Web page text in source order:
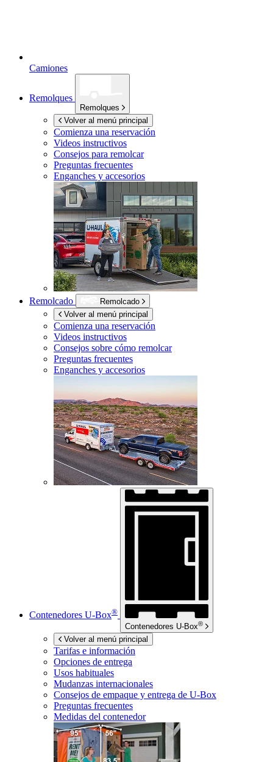
Camiones
Remolques
Remolques
Volver al menú principal
Comienza una reservación
Videos instructivos
Consejos para remolcar
Preguntas frecuentes
Enganches y accesorios
Remolcado
Remolcado
Volver al menú principal
Comienza una reservación
Videos instructivos
Consejos sobre cómo remolcar
Preguntas frecuentes
Enganches y accesorios
Contenedores U-Box®
Contenedores U-Box®
Volver al menú principal
Tarifas e información
Opciones de entrega
Usos habituales
Mudanzas internacionales
Consejos de empaque y entrega de U-Box
Preguntas frecuentes
Medidas del contenedor